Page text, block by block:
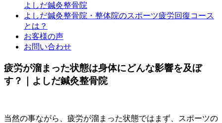
よしだ鍼灸整骨院
よしだ鍼灸整骨院・整体院のスポーツ疲労回復コース
とは？
お客様の声
お問い合わせ
疲労が溜まった状態は身体にどんな影響を及ぼ
す？｜よしだ鍼灸整骨院
当然の事ながら、疲労が溜まった状態ではまず、スポーツの